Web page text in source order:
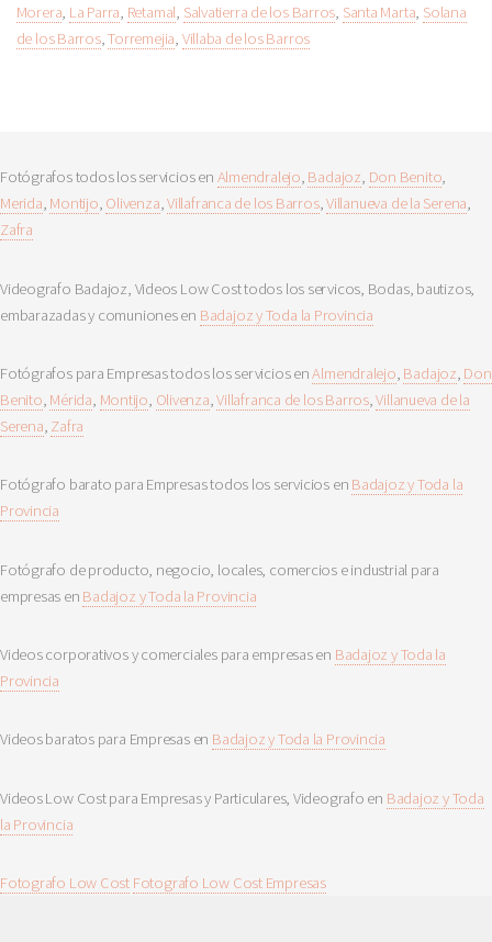
Morera, La Parra, Retamal, Salvatierra de los Barros, Santa Marta, Solana
de los Barros,Torremejia, Villaba de los Barros
Fotógrafos todos los servicios en Almendralejo, Badajoz, Don Benito,
Merida, Montijo, Olivenza,Villafranca de los Barros,Villanueva de la Serena,
Zafra
Videografo Badajoz, Videos Low Cost todos los servicos, Bodas, bautizos,
embarazadas y comuniones en Badajoz y Toda la Provincia
Fotógrafos para Empresas todos los servicios enAlmendralejo, Badajoz, Don
Benito, Mérida, Montijo, Olivenza,Villafranca de los Barros,Villanueva de la
Serena, Zafra
Fotógrafo barato para Empresas todos los servicios en Badajoz y Toda la
Provincia
Fotógrafo de producto, negocio, locales, comercios e industrial para
empresas en Badajoz y Toda la Provincia
Videos corporativos y comerciales para empresas en Badajoz y Toda la
Provincia
Videos baratos para Empresas en Badajoz y Toda la Provincia
Videos Low Cost para Empresas y Particulares, Videografo en Badajoz y Toda
la Provincia
Fotografo Low Cost Fotografo Low Cost Empresas